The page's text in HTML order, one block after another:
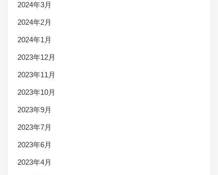
2024年3月
2024年2月
2024年1月
2023年12月
2023年11月
2023年10月
2023年9月
2023年7月
2023年6月
2023年4月